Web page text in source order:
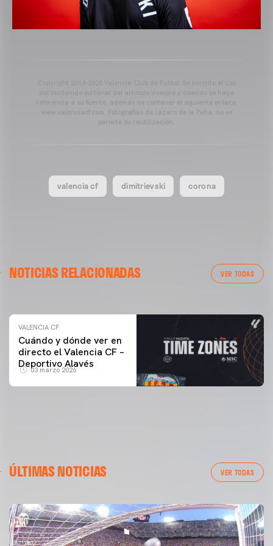
referencia a su fuente, además de contener el siguiente enlace:
www.valenciacf.com. Fotografías de Lázaro de la Peña, no se
permite su reutilización.
valencia cf dimitrievski corona
NOTICIAS RELACIONADAS VER TODAS
ENTRENAMIENTO DEL VALENCIA CF 04/03/26
VALENCIA CF
Cuándo y dónde ver en
directo el Valencia CF –
Deportivo Alavés
03 marzo 2026
ÚLTIMAS NOTICIAS VER TODAS